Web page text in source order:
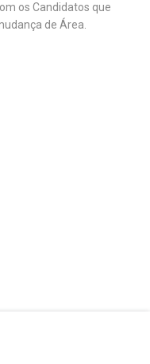
os Candidatos que
de Área.